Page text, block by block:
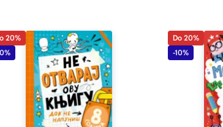
20%
Do 20%
-10%